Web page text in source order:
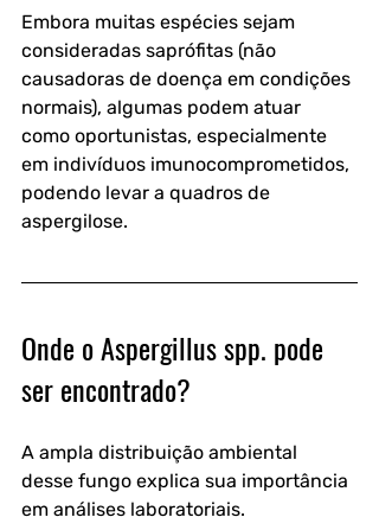
Embora muitas espécies sejam
consideradas saprófitas (não
causadoras de doença em condições
normais), algumas podem atuar
como oportunistas, especialmente
em indivíduos imunocomprometidos,
podendo levar a quadros de
aspergilose.
Onde o Aspergillus spp. pode
ser encontrado?
A ampla distribuição ambiental
desse fungo explica sua importância
em análises laboratoriais.